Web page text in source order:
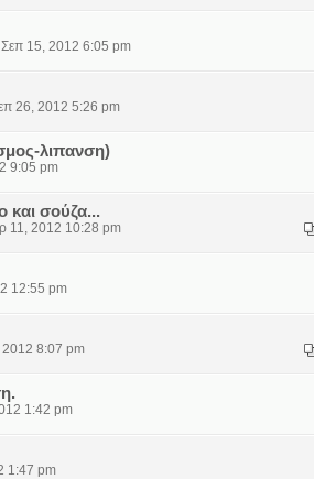
15, 2012 6:05 pm
26, 2012 5:26 pm
λιπανση)
9:05 pm
και σούζα...
11, 2012 10:28 pm
12:55 pm
2012 8:07 pm
1:42 pm
1:47 pm